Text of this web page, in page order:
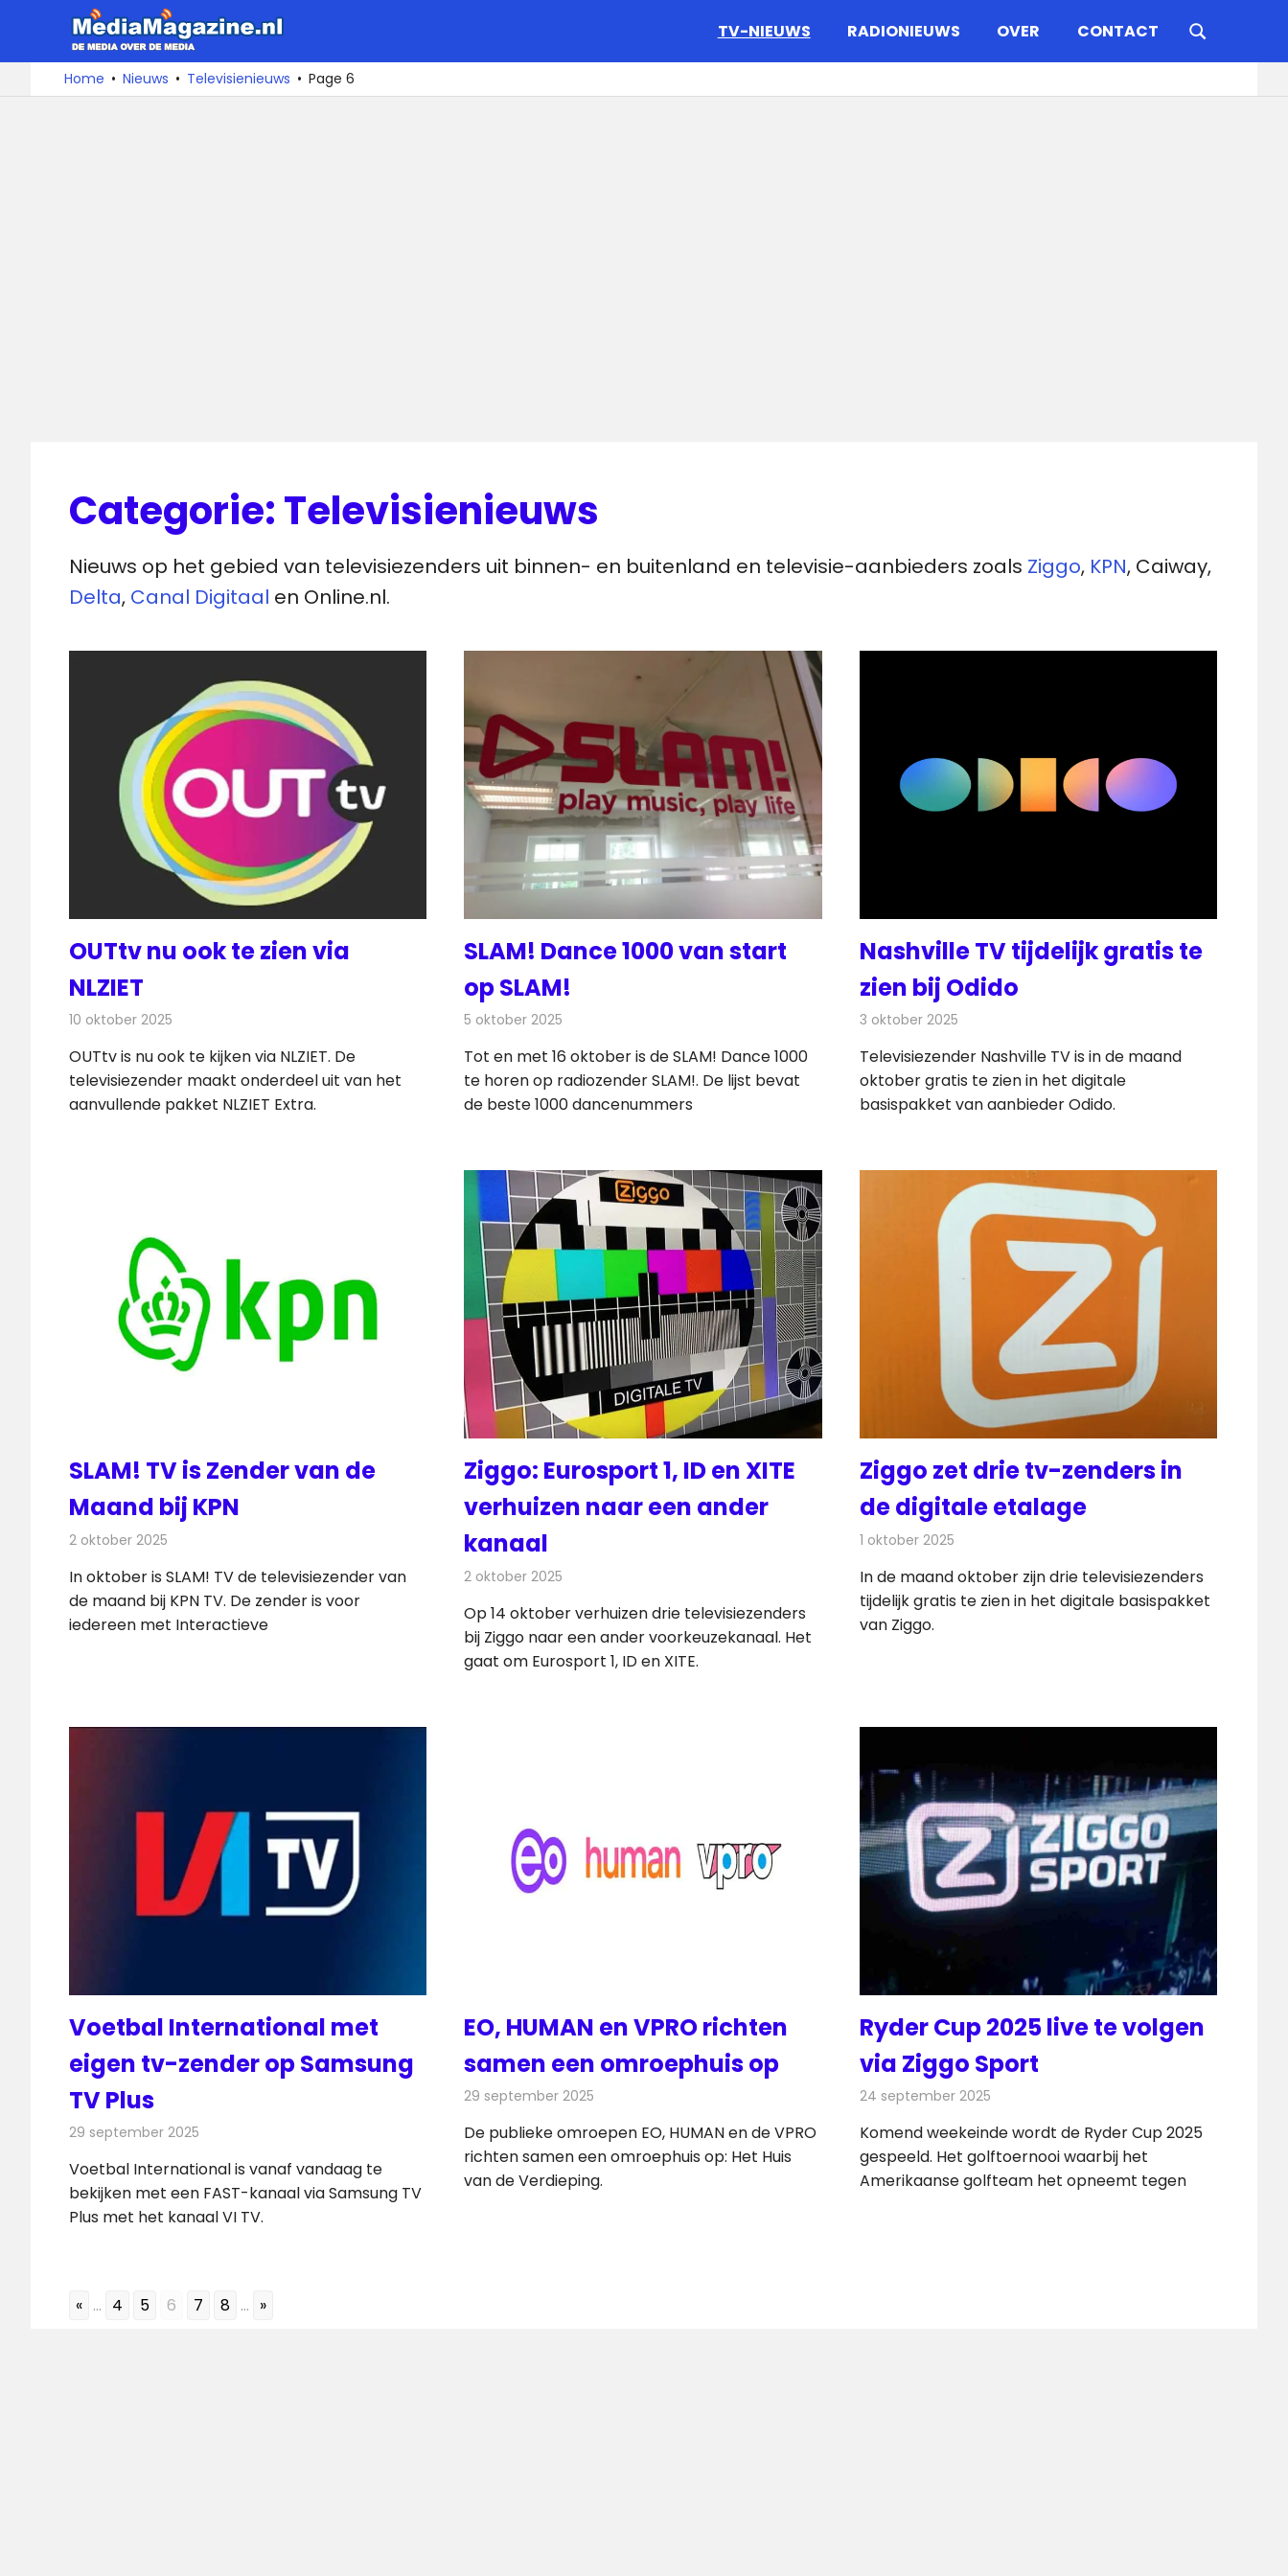
naar
De
media
over
TV-NIEUWS RADIONIEUWS OVER CONTACT
Home Nieuws Televisienieuws Page 6
Categorie:Televisienieuws
Nieuws op het gebied van televisiezenders uit binnen- en buitenland en televisie-aanbieders zoals Ziggo, KPN, Caiway,
Delta, Canal Digitaal en Online.nl.
OUTtv nu ook te zien via
NLZIET
10 oktober 2025
OUTtv is nu ook te kijken via NLZIET. De
televisiezender maakt onderdeel uit van het
aanvullende pakket NLZIET Extra.
SLAM! Dance 1000 van start
op SLAM!
5 oktober 2025
Tot en met 16 oktober is de SLAM! Dance 1000
te horen op radiozender SLAM!. De lijst bevat
de beste 1000 dancenummers
Nashville TV tijdelijk gratis te
zien bij Odido
3 oktober 2025
Televisiezender Nashville TV is in de maand
oktober gratis te zien in het digitale
basispakket van aanbieder Odido.
SLAM! TV is Zender van de
Maand bij KPN
2 oktober 2025
In oktober is SLAM! TV de televisiezender van
de maand bij KPN TV. De zender is voor
iedereen met Interactieve
Ziggo: Eurosport 1, ID en XITE
verhuizen naar een ander
kanaal
2 oktober 2025
Op 14 oktober verhuizen drie televisiezenders
bij Ziggo naar een ander voorkeuzekanaal. Het
gaat om Eurosport 1, ID en XITE.
Ziggo zet drie tv-zenders in
de digitale etalage
1 oktober 2025
In de maand oktober zijn drie televisiezenders
tijdelijk gratis te zien in het digitale basispakket
van Ziggo.
Voetbal International met
eigen tv-zender op Samsung
TV Plus
29 september 2025
Voetbal International is vanaf vandaag te
bekijken met een FAST-kanaal via Samsung TV
Plus met het kanaal VI TV.
EO, HUMAN en VPRO richten
samen een omroephuis op
29 september 2025
De publieke omroepen EO, HUMAN en de VPRO
richten samen een omroephuis op: Het Huis
van de Verdieping.
Ryder Cup 2025 live te volgen
via Ziggo Sport
24 september 2025
Komend weekeinde wordt de Ryder Cup 2025
gespeeld. Het golftoernooi waarbij het
Amerikaanse golfteam het opneemt tegen
« ... 4 5 6 7 8 ... »